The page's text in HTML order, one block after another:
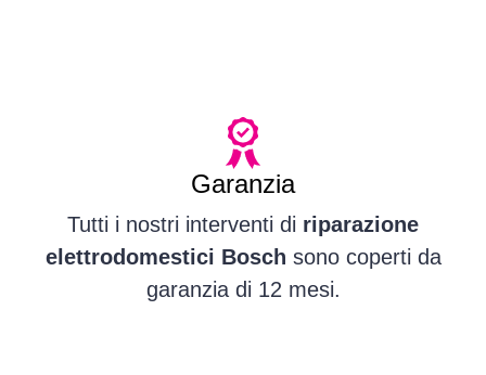
Garanzia
Tutti i nostri interventi di riparazione
elettrodomestici Bosch sono coperti da
garanzia di 12 mesi.